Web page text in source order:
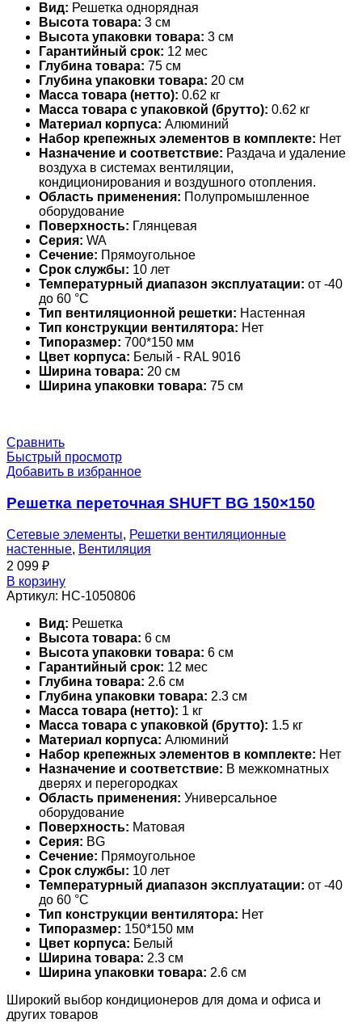
Вид: Решетка однорядная
Высота товара: 3 см
Высота упаковки товара: 3 см
Гарантийный срок: 12 мес
Глубина товара: 75 см
Глубина упаковки товара: 20 см
Масса товара (нетто): 0.62 кг
Масса товара с упаковкой (брутто): 0.62 кг
Материал корпуса: Алюминий
Набор крепежных элементов в комплекте: Нет
Назначение и соответствие: Раздача и удаление
воздуха в системах вентиляции,
кондиционирования и воздушного отопления.
Область применения: Полупромышленное
оборудование
Поверхность: Глянцевая
Серия: WA
Сечение: Прямоугольное
Срок службы: 10 лет
Температурный диапазон эксплуатации: от -40
до 60 °С
Тип вентиляционной решетки: Настенная
Тип конструкции вентилятора: Нет
Типоразмер: 700*150 мм
Цвет корпуса: Белый - RAL 9016
Ширина товара: 20 см
Ширина упаковки товара: 75 см
Сравнить
Быстрый просмотр
Добавить в избранное
Решетка переточная SHUFT BG 150×150
Сетевые элементы, Решетки вентиляционные
настенные, Вентиляция
2 099 ₽
В корзину
Артикул: НС-1050806
Вид: Решетка
Высота товара: 6 см
Высота упаковки товара: 6 см
Гарантийный срок: 12 мес
Глубина товара: 2.6 см
Глубина упаковки товара: 2.3 см
Масса товара (нетто): 1 кг
Масса товара с упаковкой (брутто): 1.5 кг
Материал корпуса: Алюминий
Набор крепежных элементов в комплекте: Нет
Назначение и соответствие: В межкомнатных
дверях и перегородках
Область применения: Универсальное
оборудование
Поверхность: Матовая
Серия: BG
Сечение: Прямоугольное
Срок службы: 10 лет
Температурный диапазон эксплуатации: от -40
до 60 °С
Тип конструкции вентилятора: Нет
Типоразмер: 150*150 мм
Цвет корпуса: Белый
Ширина товара: 2.3 см
Ширина упаковки товара: 2.6 см
Широкий выбор кондиционеров для дома и офиса и
других товаров